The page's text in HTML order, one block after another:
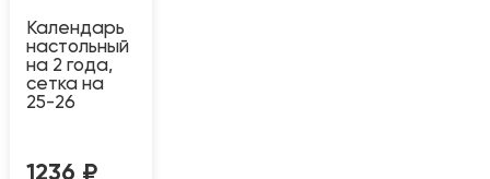
Календарь
настольный
на 2 года,
сетка на
25-26
1236 ₽